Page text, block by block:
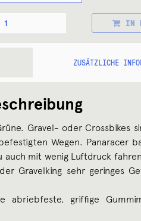
IN
ZUSÄTZLICHE
Gravel- oder Crossbikes
Wegen. Panaracer
auch mit wenig Luftdruck
Gravelking sehr geringes
abriebfeste, griffige